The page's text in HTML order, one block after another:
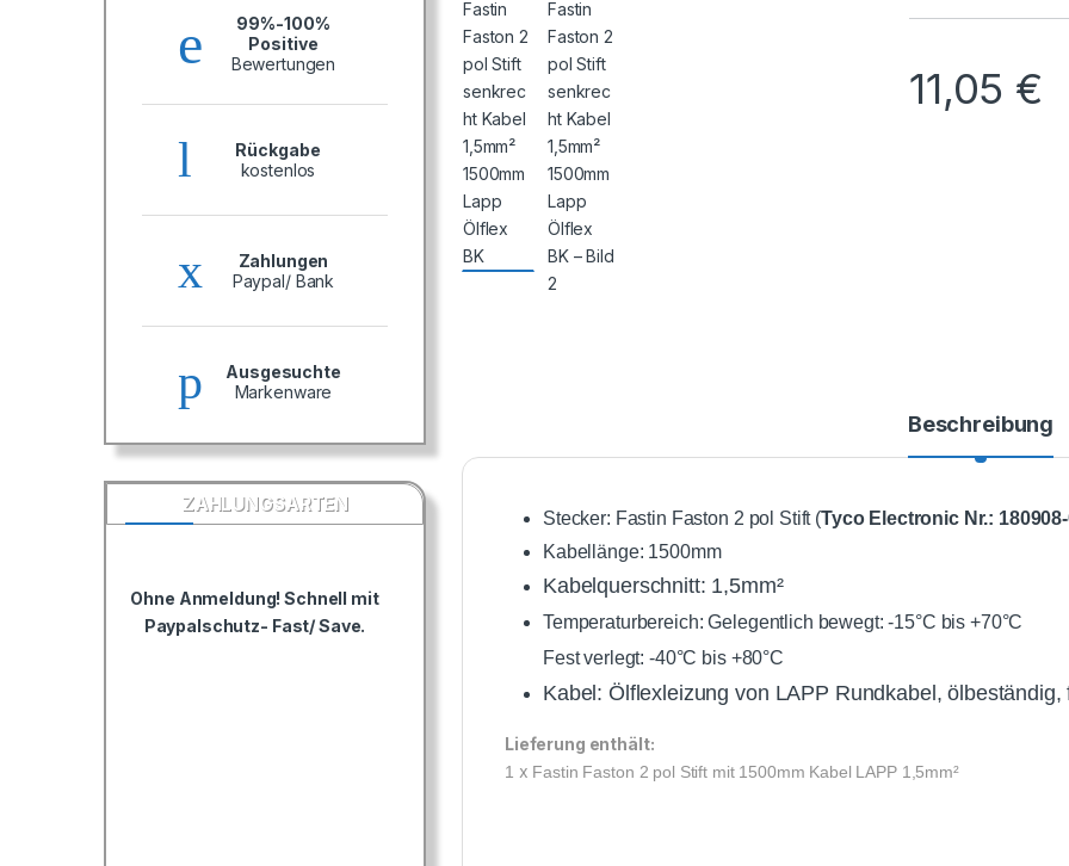
11,05 €
Beschreibung
Stecker: Fastin Faston 2 pol Stift (Tyco Electronic Nr.:
Kabellänge: 1500mm
Kabelquerschnitt: 1,5mm²
Temperaturbereich: Gelegentlich bewegt: -15°C bis +70°C
Fest verlegt: -40°C bis +80°C
Kabel: Ölflexleizung von LAPP Rundkabel,
Lieferung enthält:
1 x Fastin Faston 2 pol Stift mit 1500mm Kabel LAPP 1,5mm²
99%-100%
Positive
Bewertungen
Rückgabe
kostenlos
Zahlungen
Paypal/ Bank
Ausgesuchte
Markenware
ZAHLUNGSARTEN
Ohne Anmeldung! Schnell mit
Paypalschutz- Fast/ Save.